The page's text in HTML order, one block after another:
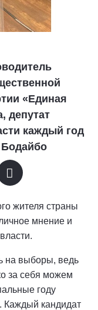
«Единая
депутат
каждый год
Бодайбо
жителя страны
мнение и
на выборы, ведь
за себя можем
году
Каждый кандидат